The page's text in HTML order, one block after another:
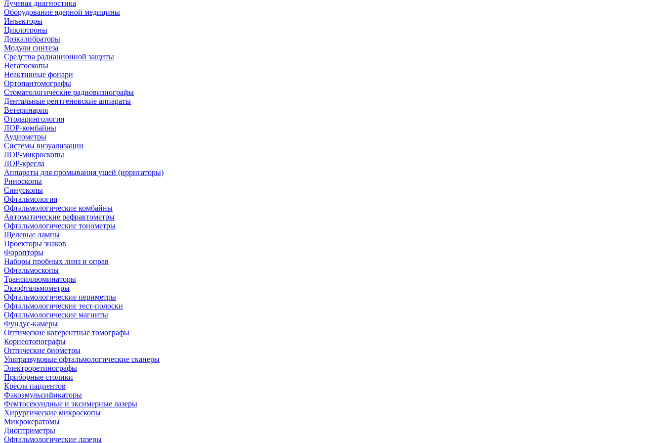
Лучевая диагностика
Оборудование ядерной медицины
Инъекторы
Циклотроны
Дозкалибраторы
Модули синтеза
Средства радиационной защиты
Негатоскопы
Неактивные фонари
Ортопантомографы
Стоматологические радиовизиографы
Дентальные рентгеновские аппараты
Ветеринария
Отоларингология
ЛОР-комбайны
Аудиометры
Системы визуализации
ЛОР-микроскопы
ЛОР-кресла
Аппараты для промывания ушей (ирригаторы)
Риноскопы
Синускопы
Офтальмология
Офтальмологические комбайны
Автоматические рефрактометры
Офтальмологические тонометры
Щелевые лампы
Проекторы знаков
Форопторы
Наборы пробных линз и оправ
Офтальмоскопы
Трансиллюминаторы
Экзофтальмометры
Офтальмологические периметры
Офтальмологические тест-полоски
Офтальмологические магниты
Фундус-камеры
Оптические когерентные томографы
Корнеотопографы
Оптические биометры
Ультразвуковые офтальмологические сканеры
Электроретинографы
Приборные столики
Кресла пациентов
Факоэмульсификаторы
Фемтосекундные и эксимерные лазеры
Хирургические микроскопы
Микрокератомы
Диоптриметры
Офтальмологические лазеры